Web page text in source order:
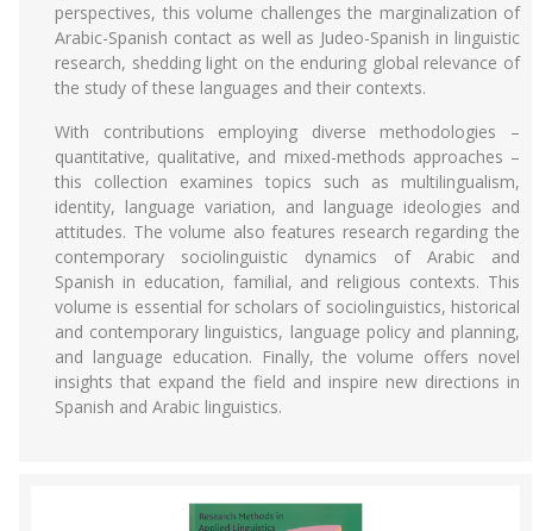
perspectives, this volume challenges the marginalization of
Arabic-Spanish contact as well as Judeo-Spanish in linguistic
research, shedding light on the enduring global relevance of
the study of these languages and their contexts.
With contributions employing diverse methodologies –
quantitative, qualitative, and mixed-methods approaches –
this collection examines topics such as multilingualism,
identity, language variation, and language ideologies and
attitudes. The volume also features research regarding the
contemporary sociolinguistic dynamics of Arabic and
Spanish in education, familial, and religious contexts. This
volume is essential for scholars of sociolinguistics, historical
and contemporary linguistics, language policy and planning,
and language education. Finally, the volume offers novel
insights that expand the field and inspire new directions in
Spanish and Arabic linguistics.